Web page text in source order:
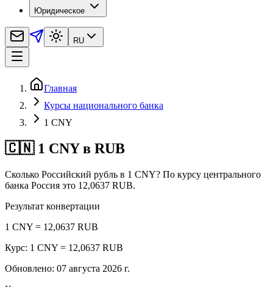
Юридическое
RU
Главная
Курсы национального банка
1 CNY
🇨🇳 1 CNY в RUB
Сколько Российский рубль в 1 CNY? По курсу центрального
банка Россия это 12,0637 RUB.
Результат конвертации
1 CNY = 12,0637 RUB
Курс: 1 CNY = 12,0637 RUB
Обновлено: 07 августа 2026 г.